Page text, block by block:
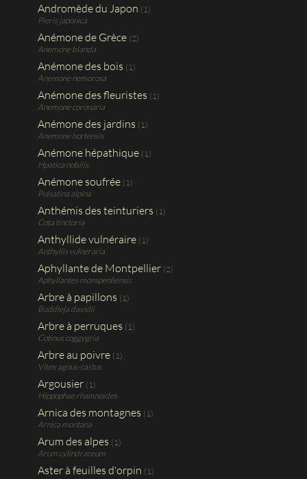
Andromède du Japon (1)
Pieris japonica
Anémone de Grèce (2)
Anemone blanda
Anémone des bois (1)
Anemone nemorosa
Anémone des fleuristes (1)
Anemone coronaria
Anémone des jardins (1)
Anemone hortensis
Anémone hépathique (1)
Hpatica nobilis
Anémone soufrée (1)
Pulsatina alpina
Anthémis des teinturiers (1)
Cota tinctoria
Anthyllide vulnéraire (1)
Anthyllis vulneraria
Aphyllante de Montpellier (2)
Aphyllantes monspenliensis
Arbre à papillons (1)
Buddleja davidii
Arbre à perruques (1)
Cotinus coggygria
Arbre au poivre (1)
Vitex agnus-castus
Argousier (1)
Hippophae rhamnoides
Arnica des montagnes (1)
Arnica montana
Arum des alpes (1)
Arum cylindraceum
Aster à feuilles d'orpin (1)